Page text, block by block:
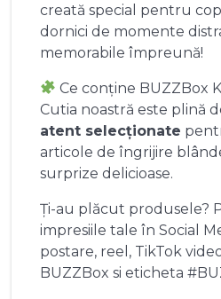
creată special pentru
dornici de momente
memorabile împreună!
Ce conține BUZZBox
Cutia noastră este plină
atent selecționate
articole de îngrijire
surprize delicioase.
Ți-au plăcut produsele?
impresiile tale în Social
postare, reel, TikTok
BUZZBox si eticheta